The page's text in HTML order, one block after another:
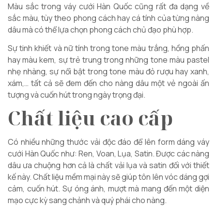
Màu sắc trong váy cưới Hàn Quốc cũng rất đa dạng về
sắc màu, tùy theo phong cách hay cá tính của từng nàng
dâu mà có thể lựa chọn phong cách chủ đạo phù hợp.
Sự tinh khiết và nữ tính trong tone màu trắng, hồng phấn
hay màu kem, sự trẻ trung trong những tone màu pastel
nhẹ nhàng, sự nổi bật trong tone màu đỏ rượu hay xanh,
xám,… tất cả sẽ đem đến cho nàng dâu một vẻ ngoài ấn
tượng và cuốn hút trong ngày trọng đại.
Chất liệu cao cấp
Có nhiều những thước vải độc đáo để lên form dáng váy
cưới Hàn Quốc như: Ren, Voan, Lụa, Satin. Được các nàng
dâu ưa chuộng hơn cả là chất vải lụa và satin đối với thiết
kế này. Chất liệu mềm mại này sẽ giúp tôn lên vóc dáng gợi
cảm, cuốn hút. Sự óng ánh, mượt mà mang đến một diện
mạo cực kỳ sang chảnh và quý phái cho nàng.